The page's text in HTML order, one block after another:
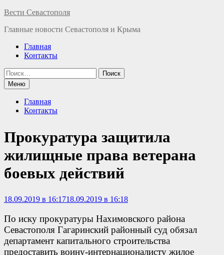
Перейти
содержимому
Вести Севастополя
Главные новости Севастополя и Крыма
Главная
Контакты
Найти:
Меню
Главная
Контакты
Прокуратура защитила
жилищные права ветерана
боевых действий
18.09.2019 в 16:1718.09.2019 в 16:18
По иску прокуратуры Нахимовского района
Севастополя Гагаринский районный суд обязал
департамент капитального строительства
предоставить воину-интернационалисту жилое